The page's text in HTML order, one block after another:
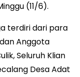
(11/6).
terdiri dari para
Anggota
Seluruh Klian
Desa Adat